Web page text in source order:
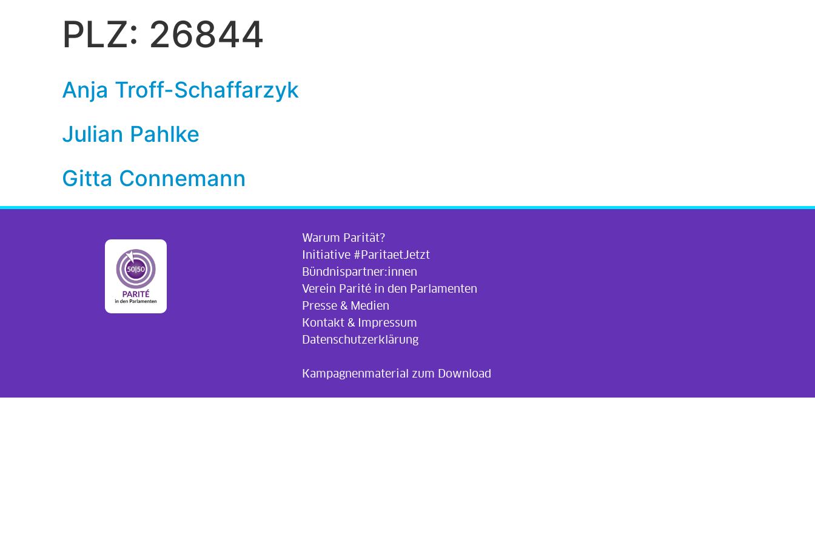
PLZ: 26844
Anja Troff-Schaffarzyk
Julian Pahlke
Gitta Connemann
Warum Parität?
Initiative #ParitaetJetzt
Bündnispartner:innen
Verein Parité in den Parlamenten
Presse & Medien
Kontakt & Impressum
Datenschutzerklärung
Kampagnenmaterial zum Download